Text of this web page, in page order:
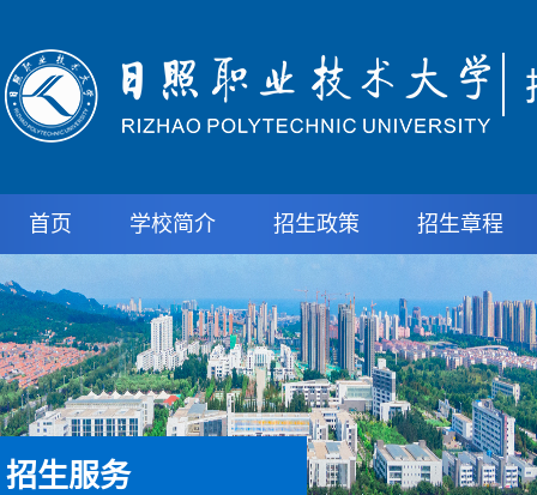
首页 学校简介 招生政策 招生章程
招生服务